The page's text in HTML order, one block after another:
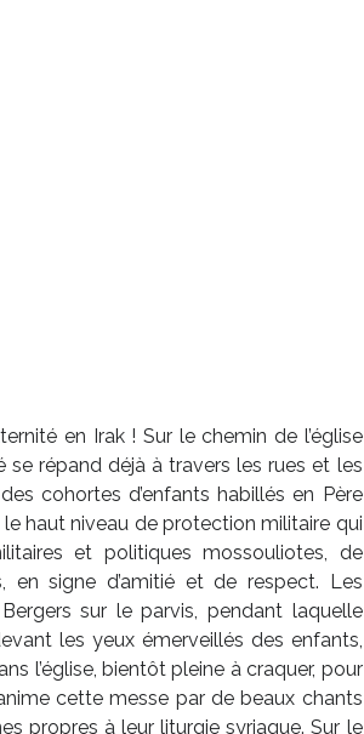
en Irak ! Sur le chemin de l’église
se répand déjà à travers les rues et les
cohortes d’enfants habillés en Père
haut niveau de protection militaire qui
et politiques mossouliotes, de
en signe d’amitié et de respect. Les
sur le parvis, pendant laquelle
les yeux émerveillés des enfants,
l’église, bientôt pleine à craquer, pour
cette messe par de beaux chants
propres à leur liturgie syriaque. Sur le